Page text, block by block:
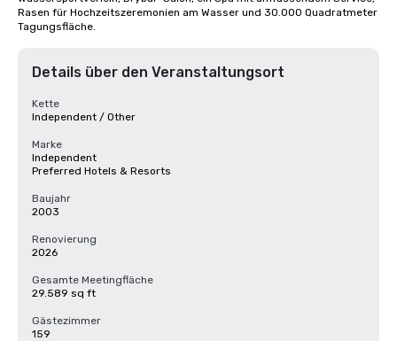
Rasen für Hochzeitszeremonien am Wasser und 30.000 Quadratmeter
Tagungsfläche.
Details über den Veranstaltungsort
Kette
Independent / Other
Marke
Independent
Preferred Hotels & Resorts
Baujahr
2003
Renovierung
2026
Gesamte Meetingfläche
29.589 sq ft
Gästezimmer
159